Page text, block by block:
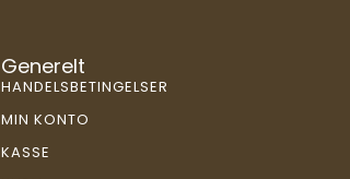
Generelt
HANDELSBETINGELSER
MIN KONTO
KASSE